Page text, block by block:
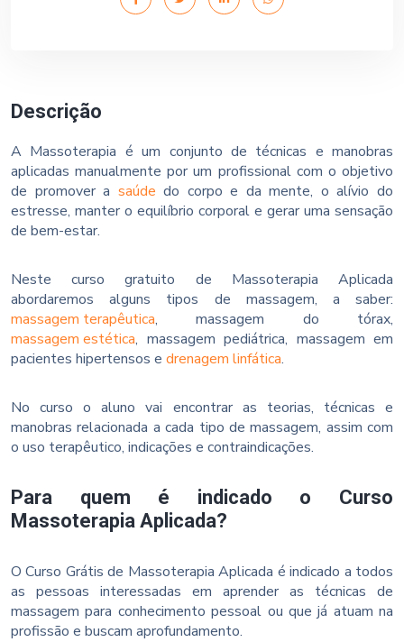
Descrição
A Massoterapia é um conjunto de técnicas e manobras
aplicadas manualmente por um profissional com o objetivo
de promover a saúde do corpo e da mente, o alívio do
estresse, manter o equilíbrio corporal e gerar uma sensação
de bem-estar.
Neste curso gratuito de Massoterapia Aplicada
abordaremos alguns tipos de massagem, a saber:
massagem terapêutica, massagem do tórax,
massagem estética, massagem pediátrica, massagem em
pacientes hipertensos e drenagem linfática.
No curso o aluno vai encontrar as teorias, técnicas e
manobras relacionada a cada tipo de massagem, assim com
o uso terapêutico, indicações e contraindicações.
Para quem é indicado o Curso
Massoterapia Aplicada?
O Curso Grátis de Massoterapia Aplicada é indicado a todos
as pessoas interessadas em aprender as técnicas de
massagem para conhecimento pessoal ou que já atuam na
profissão e buscam aprofundamento.